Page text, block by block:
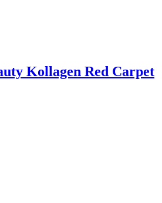
Kollagen Red Carpet